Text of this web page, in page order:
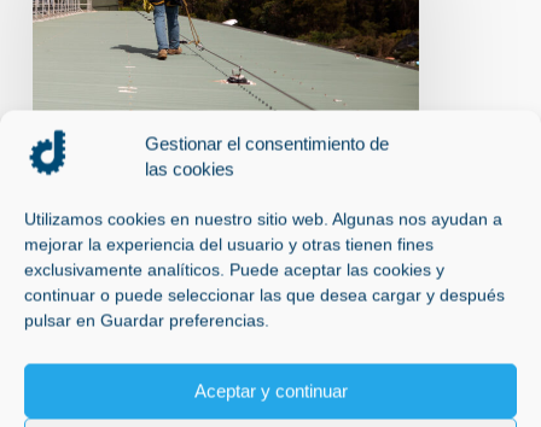
Gestionar el consentimiento de
las cookies
Utilizamos cookies en nuestro sitio web. Algunas nos ayudan a
mejorar la experiencia del usuario y otras tienen fines
exclusivamente analíticos. Puede aceptar las cookies y
continuar o puede seleccionar las que desea cargar y después
pulsar en Guardar preferencias.
Aceptar y continuar
TRABAJOS
TRABAJOS
ALTURA
Instalación líneas de vida en Madrid
LÍNEAS DE VIDA EN
TRABAJOS EN TRABAJOS
EN ALTURA
ADSG Líneas de vida en Madrid.
Líneas de Vida en Trabajos en Altura: